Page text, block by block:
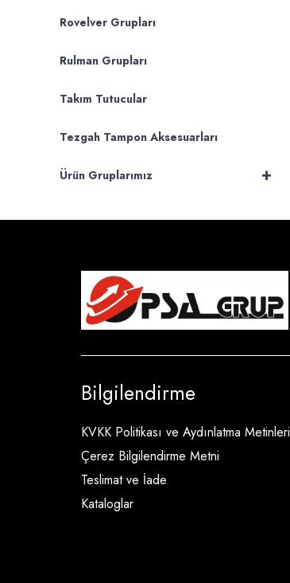
Rovelver Grupları
Rulman Grupları
Takım Tutucular
Tezgah Tampon Aksesuarları
+
Ürün Gruplarımız
Bilgilendirme
KVKK Politikası ve Aydınlatma Metinleri
Çerez Bilgilendirme Metni
Teslimat ve İade
Kataloglar